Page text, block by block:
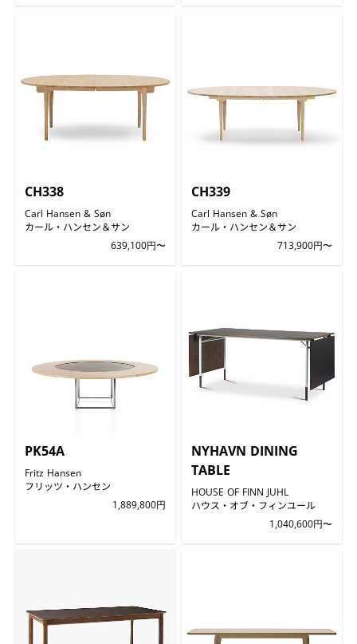
CH338
Carl Hansen & Søn
カール・ハンセン＆サン
639,100円〜
CH339
Carl Hansen & Søn
カール・ハンセン＆サン
713,900円〜
PK54A
Fritz Hansen
フリッツ・ハンセン
1,889,800円
NYHAVN DINING
TABLE
HOUSE OF FINN JUHL
ハウス・オブ・フィンユール
1,040,600円〜